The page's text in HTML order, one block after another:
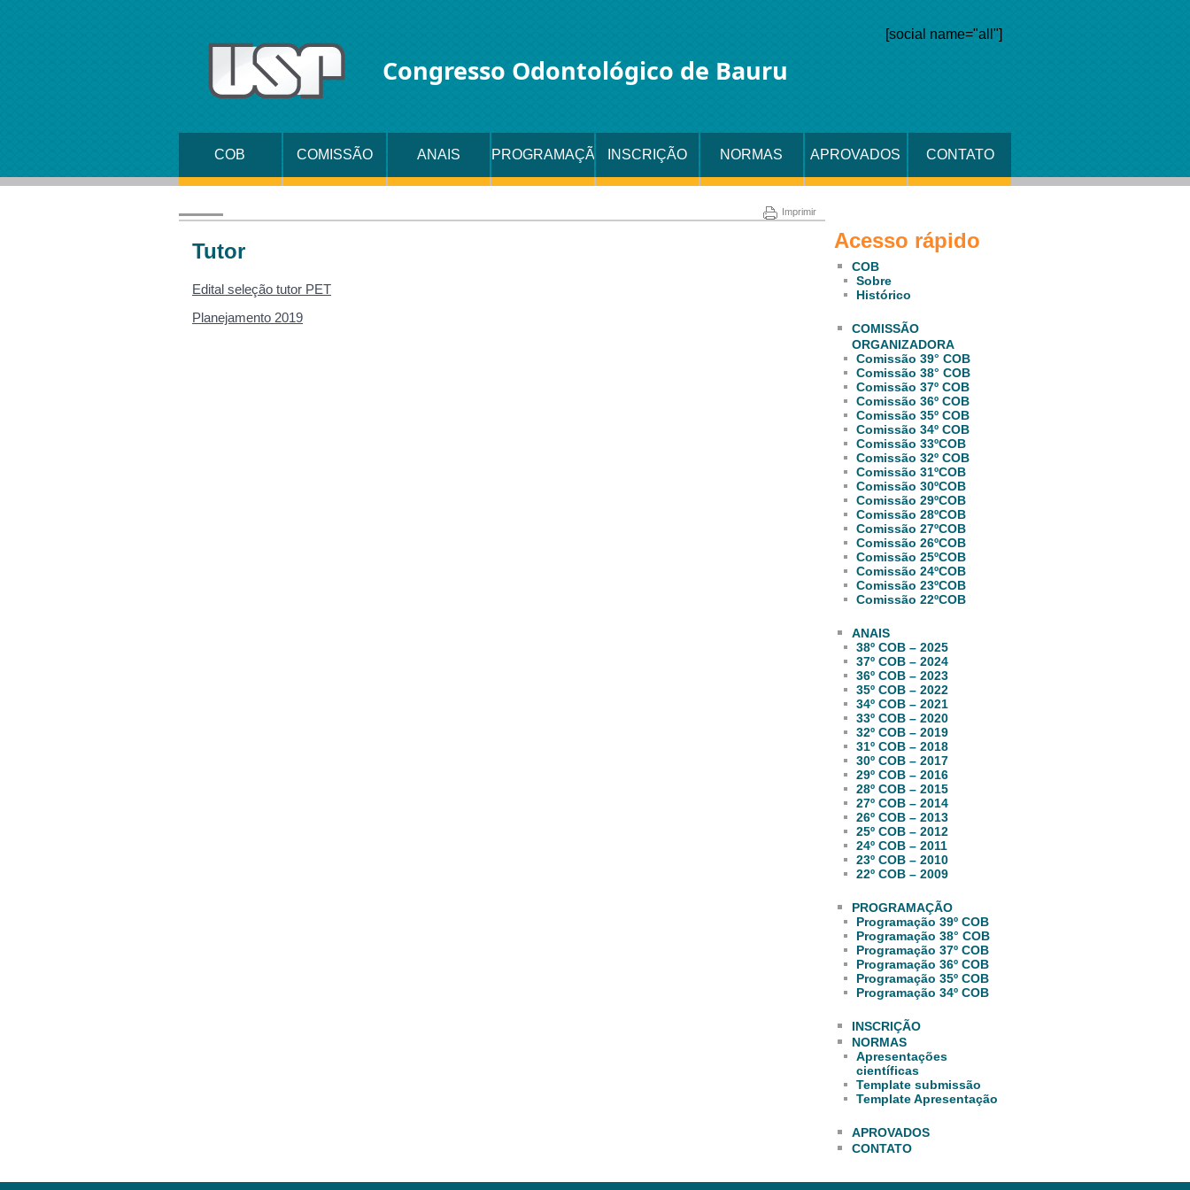
Congresso Odontológico de Bauru
[social name="all"]
COB COMISSÃO ANAIS PROGRAMAÇÃO INSCRIÇÃO NORMAS APROVADOS CONTATO
Imprimir
Tutor
Edital seleção tutor PET
Planejamento 2019
Acesso rápido
COB
Sobre
Histórico
COMISSÃO
ORGANIZADORA
Comissão 39° COB
Comissão 38° COB
Comissão 37º COB
Comissão 36º COB
Comissão 35º COB
Comissão 34º COB
Comissão 33ºCOB
Comissão 32º COB
Comissão 31ºCOB
Comissão 30ºCOB
Comissão 29ºCOB
Comissão 28ºCOB
Comissão 27ºCOB
Comissão 26ºCOB
Comissão 25ºCOB
Comissão 24ºCOB
Comissão 23ºCOB
Comissão 22ºCOB
ANAIS
38º COB – 2025
37º COB – 2024
36º COB – 2023
35º COB – 2022
34º COB – 2021
33º COB – 2020
32º COB – 2019
31º COB – 2018
30º COB – 2017
29º COB – 2016
28º COB – 2015
27º COB – 2014
26º COB – 2013
25º COB – 2012
24º COB – 2011
23º COB – 2010
22º COB – 2009
PROGRAMAÇÃO
Programação 39º COB
Programação 38° COB
Programação 37º COB
Programação 36º COB
Programação 35º COB
Programação 34º COB
INSCRIÇÃO
NORMAS
Apresentações
científicas
Template submissão
Template Apresentação
APROVADOS
CONTATO